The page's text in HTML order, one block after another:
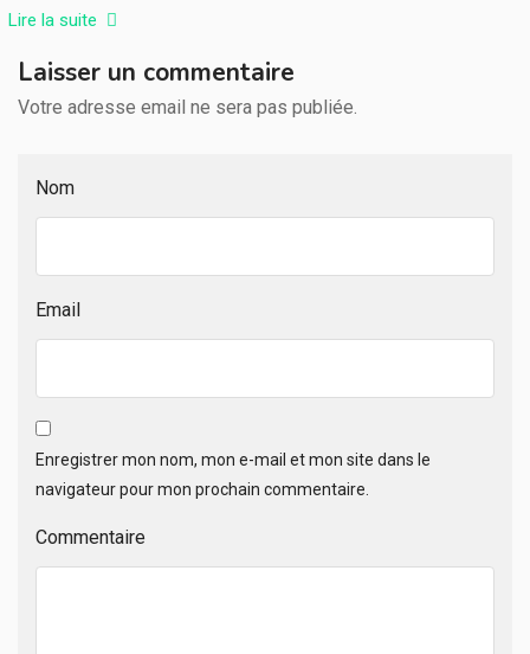
Lire la suite
Laisser un commentaire
Votre adresse email ne sera pas publiée.
Nom
Email
Enregistrer mon nom, mon e-mail et mon site dans le
navigateur pour mon prochain commentaire.
Commentaire